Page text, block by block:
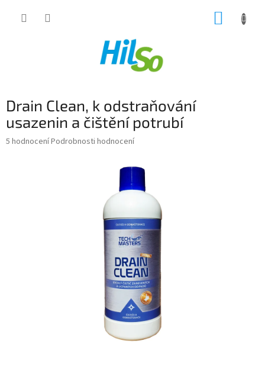
Drain Clean, k odstraňování
usazenin a čištění potrubí
Průměrné
5 hodnoceníPodrobnosti hodnocení